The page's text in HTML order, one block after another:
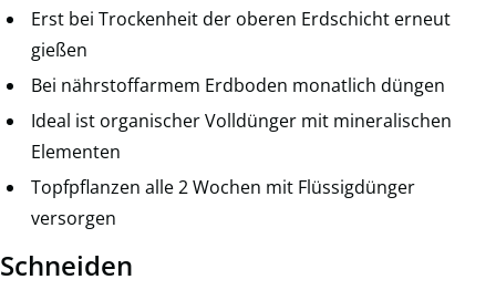
Erst bei Trockenheit der oberen Erdschicht erneut
gießen
Bei nährstoffarmem Erdboden monatlich düngen
Ideal ist organischer Volldünger mit mineralischen
Elementen
Topfpflanzen alle 2 Wochen mit Flüssigdünger
versorgen
Schneiden